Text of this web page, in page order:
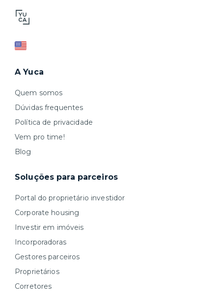
A Yuca
Quem somos
Dúvidas frequentes
Política de privacidade
Vem pro time!
Blog
Soluções para parceiros
Portal do proprietário investidor
Corporate housing
Investir em imóveis
Incorporadoras
Gestores parceiros
Proprietários
Corretores